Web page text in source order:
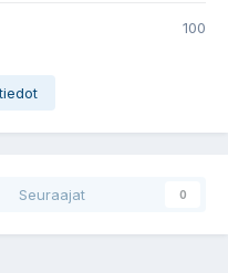
100
Seuraajat 0